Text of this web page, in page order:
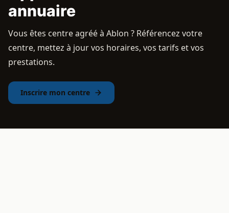
annuaire
Vous êtes centre agréé à Ablon ? Référencez votre
centre, mettez à jour vos horaires, vos tarifs et vos
prestations.
Inscrire mon centre